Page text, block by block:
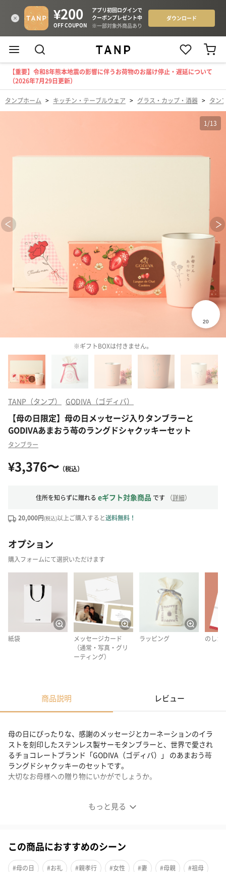
【重要】令和8年熊本地震の影響に伴うお荷物のお届け停止・遅延について
（2026年7月29日更新）
タンプホーム > キッチン・テーブルウェア > グラス・カップ・酒器 > タン
1 /13
※ギフトBOXは付きません。
TANP（タンプ） GODIVA（ゴディバ）
【母の日限定】母の日メッセージ入りタンブラーと
GODIVAあまおう苺のラングドシャクッキーセット
タンブラー
¥3,376〜 （税込）
住所を知らずに贈れる eギフト対象商品 です （詳細）
20,000円(税込)以上ご購入すると送料無料！
オプション
購入フォームにて選択いただけます
紙袋
メッセージカード
（通常・写真・グリ
ーティング）
ラッピング のしカ
商品説明 レビュー
もっと見る
母の日にぴったりな、感謝のメッセージとカーネーションのイラ
ストを刻印したステンレス製サーモタンブラーと、世界で愛され
るチョコレートブランド「GODIVA（ゴディバ）」 のあまおう苺
ラングドシャクッキーのセットです。
大切なお母様への贈り物にいかがでしょうか。
【母の日限定】母の日メッセージ入りタンブラーと丸ごと
ピンクのかわいらしいカラーと、保温機能付きの実用性で、毎日
のひとときに温もりを添えてくれる母の日デザインのタンブラー
と、この時期ならではの可愛らしい苺デザインのパッケージも魅
この商品におすすめのシーン
#母の日 #お礼 #親孝行 #女性 #妻 #母親 #祖母